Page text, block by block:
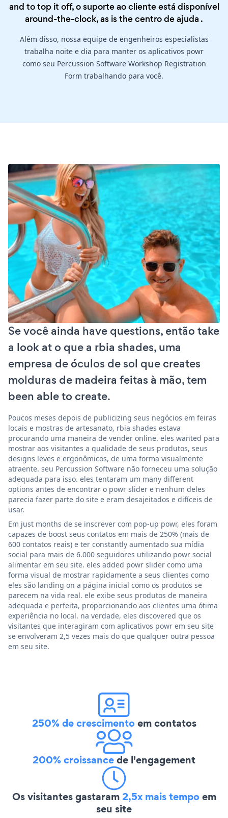
and to top it off, o suporte ao cliente está disponível
around-the-clock, as is thecentro de ajuda .
Além disso, nossa equipe de engenheiros especialistas
trabalha noite e dia para manter os aplicativos powr
como seu Percussion Software Workshop Registration
Form trabalhando para você.
Se você ainda have questions, então take
a look at o que a rbia shades, uma
empresa de óculos de sol que creates
molduras de madeira feitas à mão, tem
been able to create.
Poucos meses depois de publicizing seus negócios em feiras
locais e mostras de artesanato, rbia shades estava
procurando uma maneira de vender online. eles wanted para
mostrar aos visitantes a qualidade de seus produtos, seus
designs leves e ergonômicos, de uma forma visualmente
atraente. seu Percussion Software não forneceu uma solução
adequada para isso. eles tentaram um many different
options antes de encontrar o powr slider e nenhum deles
parecia fazer parte do site e eram desajeitados e difíceis de
usar.
Em just months de se inscrever com pop-up powr, eles foram
capazes de boost seus contatos em mais de 250% (mais de
600 contatos reais) e ter constantly aumentado sua mídia
social para mais de 6.000 seguidores utilizando powr social
alimentar em seu site. eles added powr slider como uma
forma visual de mostrar rapidamente a seus clientes como
eles são landing on a página inicial como os produtos se
parecem na vida real. ele exibe seus produtos de maneira
adequada e perfeita, proporcionando aos clientes uma ótima
experiência no local. na verdade, eles discovered que os
visitantes que interagiram com aplicativos powr em seu site
se envolveram 2,5 vezes mais do que qualquer outra pessoa
em seu site.
250% de crescimentoem contatos
200% croissancede l'engagement
Os visitantes gastaram2,5x mais tempoem
seu site